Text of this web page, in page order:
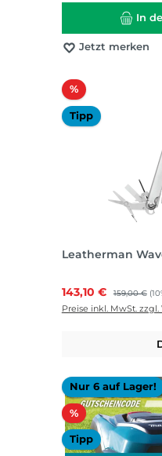
In
Jetzt merken
%Rabatt
Tipp
Leatherman
Verkaufspreis:
143,10 € Regulärer
159,00 €
Preise inkl. MwSt. zzgl.
Nur 6 auf Lager!
%Rabatt
Tipp